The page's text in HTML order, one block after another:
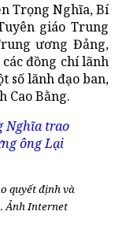
Trọng Nghĩa, Bí
giáo Trung
ương Đảng,
đồng chí lãnh
số lãnh đạo ban,
Cao Bằng.
quyết định và
Ảnh Internet